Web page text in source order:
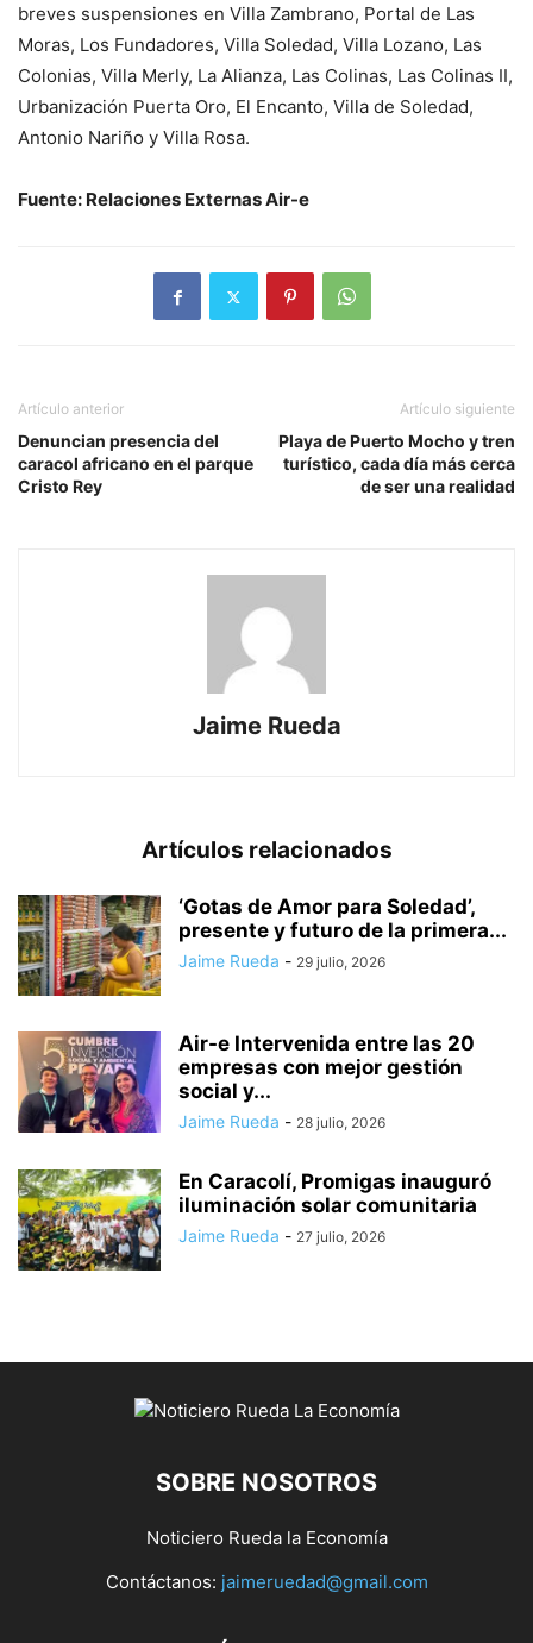
breves suspensiones en Villa Zambrano, Portal de Las
Moras, Los Fundadores, Villa Soledad, Villa Lozano, Las
Colonias, Villa Merly, La Alianza, Las Colinas, Las Colinas II,
Urbanización Puerta Oro, El Encanto, Villa de Soledad,
Antonio Nariño y Villa Rosa.
Fuente: Relaciones Externas Air-e
Artículo anterior
Denuncian presencia del
caracol africano en el parque
Cristo Rey
Artículo siguiente
Playa de Puerto Mocho y tren
turístico, cada día más cerca
de ser una realidad
Jaime Rueda
Artículos relacionados
‘Gotas de Amor para Soledad’,
presente y futuro de la primera...
Jaime Rueda - 29 julio, 2026
Air-e Intervenida entre las 20
empresas con mejor gestión
social y...
Jaime Rueda - 28 julio, 2026
En Caracolí, Promigas inauguró
iluminación solar comunitaria
Jaime Rueda - 27 julio, 2026
SOBRE NOSOTROS
Noticiero Rueda la Economía
Contáctanos: jaimeruedad@gmail.com